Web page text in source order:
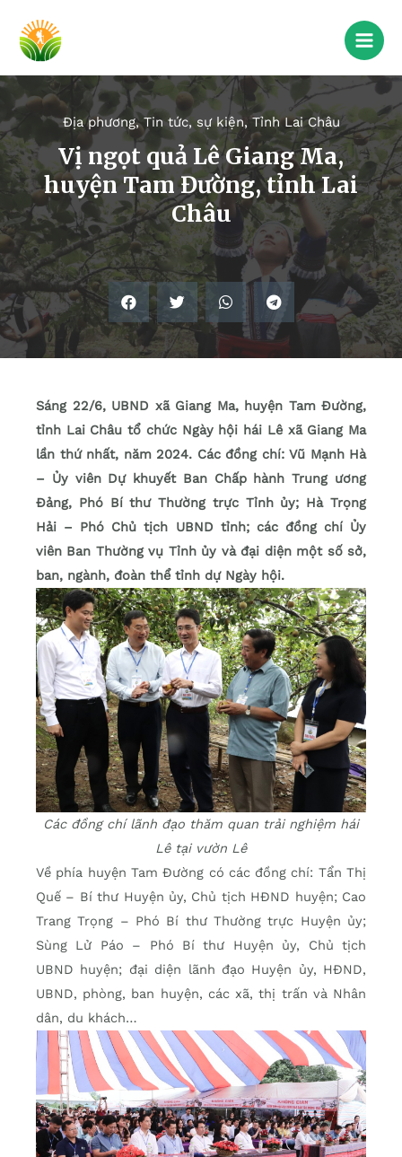
Địa phương,Tin tức, sự kiện,Tỉnh Lai Châu
Vị ngọt quả Lê Giang Ma,
huyện Tam Đường, tỉnh Lai
Châu
Sáng 22/6, UBND xã Giang Ma, huyện Tam Đường,
tỉnh Lai Châu tổ chức Ngày hội hái Lê xã Giang Ma
lần thứ nhất, năm 2024. Các đồng chí: Vũ Mạnh Hà
– Ủy viên Dự khuyết Ban Chấp hành Trung ương
Đảng, Phó Bí thư Thường trực Tỉnh ủy; Hà Trọng
Hải – Phó Chủ tịch UBND tỉnh; các đồng chí Ủy
viên Ban Thường vụ Tỉnh ủy và đại diện một số sở,
ban, ngành, đoàn thể tỉnh dự Ngày hội.
Các đồng chí lãnh đạo thăm quan trải nghiệm hái
Lê tại vườn Lê
Về phía huyện Tam Đường có các đồng chí: Tẩn Thị
Quế – Bí thư Huyện ủy, Chủ tịch HĐND huyện; Cao
Trang Trọng – Phó Bí thư Thường trực Huyện ủy;
Sùng Lử Páo – Phó Bí thư Huyện ủy, Chủ tịch
UBND huyện; đại diện lãnh đạo Huyện ủy, HĐND,
UBND, phòng, ban huyện, các xã, thị trấn và Nhân
dân, du khách…